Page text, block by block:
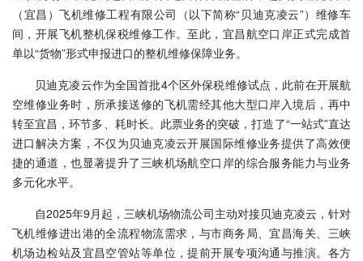
（宜昌）飞机维修工程有限公司（以下简称“贝迪克凌云”）维修车
间，开展飞机整机保税维修工作。至此，宜昌航空口岸正式完成首
单以“货物”形式申报进口的整机维修保障业务。
贝迪克凌云作为全国首批4个区外保税维修试点，此前在开展航
空维修业务时，所承接送修的飞机需经其他大型口岸入境后，再中
转至宜昌，环节多、耗时长。此票业务的突破，打造了“一站式”直达
进口解决方案，不仅为贝迪克凌云开展国际维修业务提供了高效便
捷的通道，也显著提升了三峡机场航空口岸的综合服务能力与业务
多元化水平。
自2025年9月起，三峡机场物流公司主动对接贝迪克凌云，针对
飞机维修进出港的全流程物流需求，与市商务局、宜昌海关、三峡
机场边检站及宜昌空管站等单位，提前开展专项沟通与推演。各方